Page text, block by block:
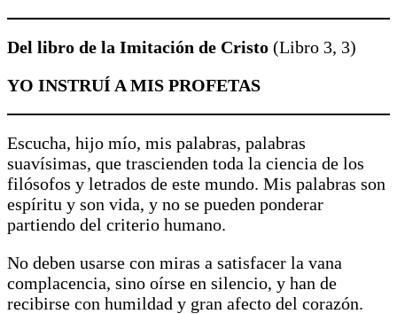
Del libro de la Imitación de Cristo (Libro 3, 3)
YO INSTRUÍ A MIS PROFETAS
Escucha, hijo mío, mis palabras, palabras
suavísimas, que trascienden toda la ciencia de los
filósofos y letrados de este mundo. Mis palabras son
espíritu y son vida, y no se pueden ponderar
partiendo del criterio humano.
No deben usarse con miras a satisfacer la vana
complacencia, sino oírse en silencio, y han de
recibirse con humildad y gran afecto del corazón.